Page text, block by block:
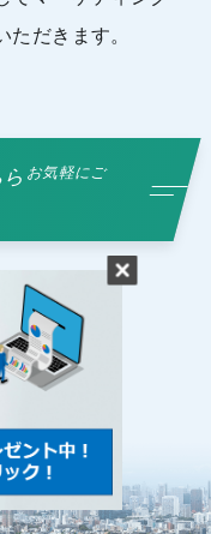
だきます。
らお気軽にご